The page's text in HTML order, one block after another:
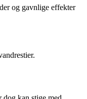
og gavnlige effekter